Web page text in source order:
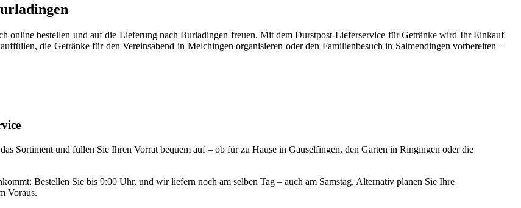
online bestellen und auf die Lieferung nach Burladingen freuen. Mit dem Durstpost-Lieferservice für Getränke wird Ihr Einkauf
die Getränke für den Vereinsabend in Melchingen organisieren oder den Familienbesuch in Salmendingen vorbereiten –
Sortiment und füllen Sie Ihren Vorrat bequem auf – ob für zu Hause in Gauselfingen, den Garten in Ringingen oder die
Bestellen Sie bis 9:00 Uhr, und wir liefern noch am selben Tag – auch am Samstag. Alternativ planen Sie Ihre
Voraus.